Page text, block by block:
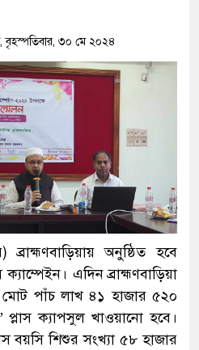
বৃহস্পতিবার, ৩০ মে ২০২৪
অনুষ্ঠিত হবে
এদিন ব্রাহ্মণবাড়িয়া
পাঁচ লাখ ৪১ হাজার ৫২০
ক্যাপসুল খাওয়ানো হবে।
বয়সি শিশুর সংখ্যা ৫৮ হাজার